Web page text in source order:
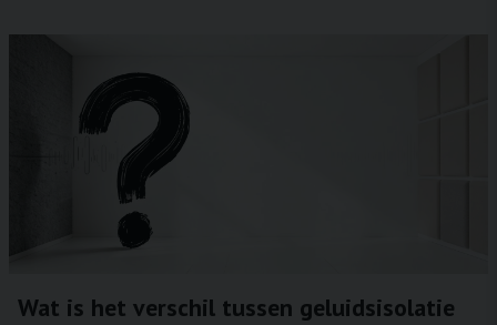
Wat is het verschil tussen geluidsisolatie